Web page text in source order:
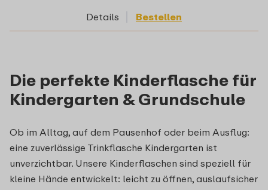
Details Bestellen
Die perfekte Kinderflasche für
Kindergarten & Grundschule
Ob im Alltag, auf dem Pausenhof oder beim Ausflug:
eine zuverlässige Trinkflasche Kindergarten ist
unverzichtbar. Unsere Kinderflaschen sind speziell für
kleine Hände entwickelt: leicht zu öffnen, auslaufsicher